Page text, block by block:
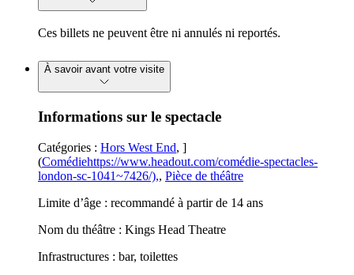
Ces billets ne peuvent être ni annulés ni reportés.
À savoir avant votre visite
Informations sur le spectacle
Catégories : Hors West End, ]
(Comédiehttps://www.headout.com/comédie-spectacles-
london-sc-1041~7426/),, Pièce de théâtre
Limite d’âge : recommandé à partir de 14 ans
Nom du théâtre : Kings Head Theatre
Infrastructures : bar, toilettes